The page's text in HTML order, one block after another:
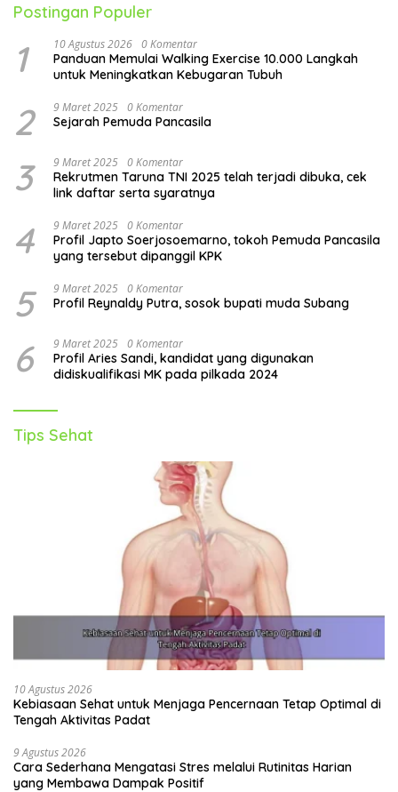
Postingan Populer
1 10 Agustus 2026 0 Komentar
Panduan Memulai Walking Exercise 10.000 Langkah
untuk Meningkatkan Kebugaran Tubuh
2 9 Maret 2025 0 Komentar
Sejarah Pemuda Pancasila
3 9 Maret 2025 0 Komentar
Rekrutmen Taruna TNI 2025 telah terjadi dibuka, cek
link daftar serta syaratnya
4 9 Maret 2025 0 Komentar
Profil Japto Soerjosoemarno, tokoh Pemuda Pancasila
yang tersebut dipanggil KPK
5 9 Maret 2025 0 Komentar
Profil Reynaldy Putra, sosok bupati muda Subang
6 9 Maret 2025 0 Komentar
Profil Aries Sandi, kandidat yang digunakan
didiskualifikasi MK pada pilkada 2024
Tips Sehat
10 Agustus 2026
Kebiasaan Sehat untuk Menjaga Pencernaan Tetap Optimal di
Tengah Aktivitas Padat
9 Agustus 2026
Cara Sederhana Mengatasi Stres melalui Rutinitas Harian
yang Membawa Dampak Positif